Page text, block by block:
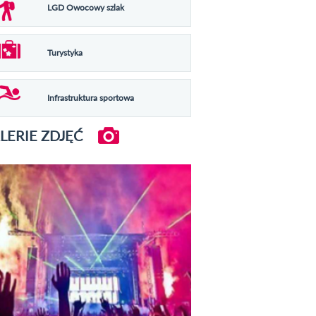
LGD Owocowy szlak
Turystyka
Infrastruktura sportowa
ZDJĘĆ